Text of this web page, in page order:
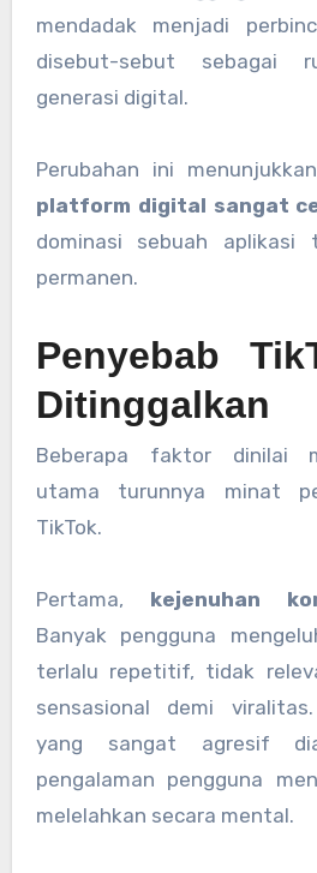
mendadak menjadi
disebut-sebut sebagai
generasi digital.
Perubahan ini
platform digital sangat
dominasi sebuah
permanen.
Penyebab
Ditinggalkan
Beberapa faktor dinilai
utama turunnya minat
TikTok.
Pertama, kejenuhan
Banyak pengguna
terlalu repetitif, tidak
sensasional demi
yang sangat agresif
pengalaman pengguna
melelahkan secara mental.